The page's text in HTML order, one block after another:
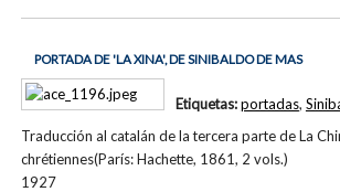
PORTADA DE 'LA XINA', DE SINIBALDO DE MAS
Traducción al catalán de la tercera parte de La
chrétiennes(París: Hachette, 1861, 2 vols.)
1927
Etiquetas:portadas,